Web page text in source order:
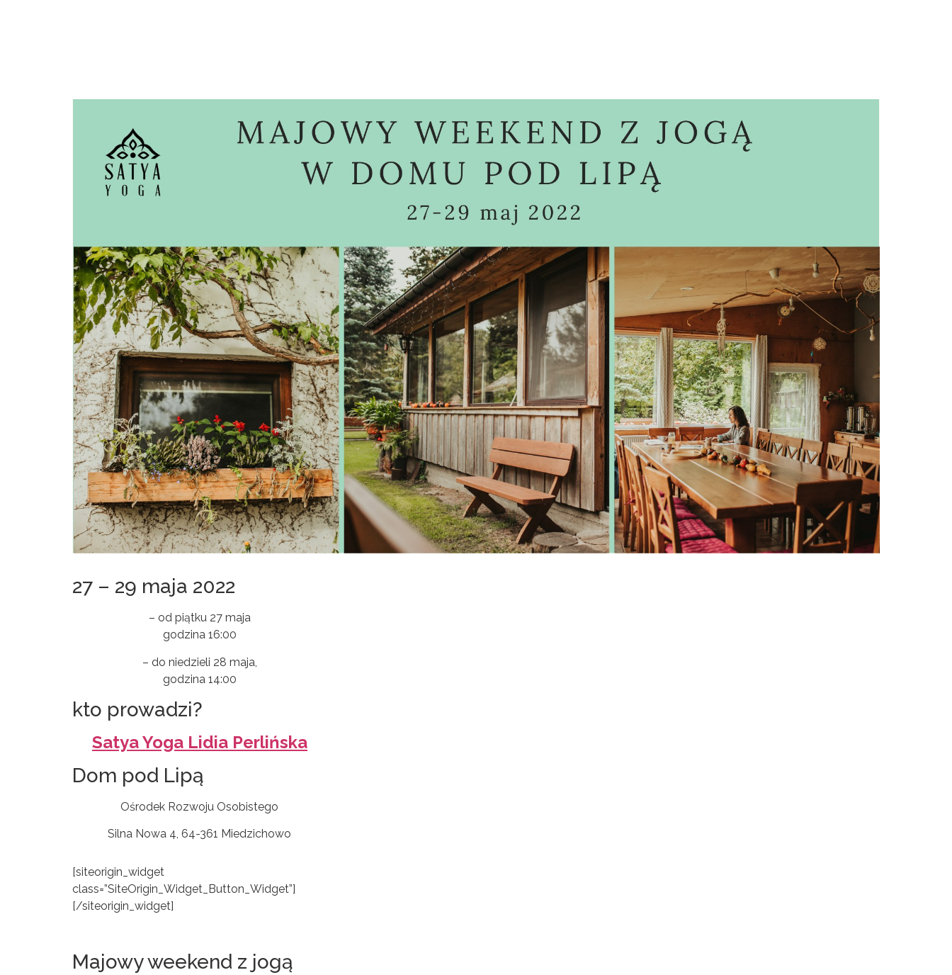
27 – 29 maja 2022
– od piątku 27 maja
godzina 16:00
– do niedzieli 28 maja,
godzina 14:00
kto prowadzi?
Satya Yoga Lidia Perlińska
Dom pod Lipą
Ośrodek Rozwoju Osobistego
Silna Nowa 4, 64-361 Miedzichowo
[siteorigin_widget
class=”SiteOrigin_Widget_Button_Widget”]
[/siteorigin_widget]
Majowy weekend z jogą